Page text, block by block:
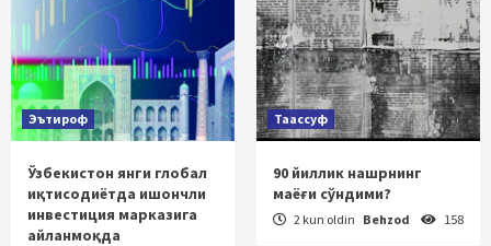
Эътироф
Ўзбекистон янги глобал
иқтисодиётда ишончли
инвестиция марказига
айланмоқда
Таассуф
90 йиллик нашрнинг
маёғи сўндими?
2 kun oldin Behzod 158